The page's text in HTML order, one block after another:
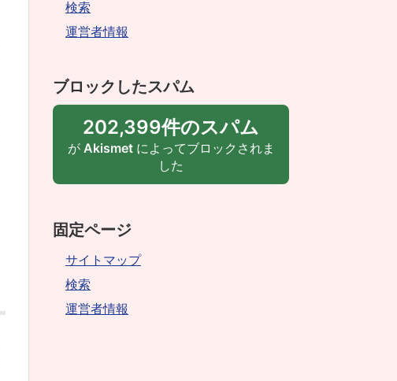
検索
運営者情報
ブロックしたスパム
202,399件のスパム
が Akismetによってブロックされま
した
固定ページ
サイトマップ
検索
運営者情報